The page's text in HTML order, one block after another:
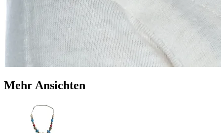
Mehr Ansichten